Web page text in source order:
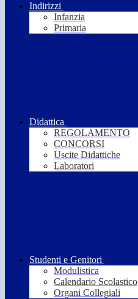
Indirizzi
Infanzia
Primaria
Didattica
REGOLAMENTO
CONCORSI
Uscite Didattiche
Laboratori
Studenti e Genitori
Modulistica
Calendario Scolastico
Organi Collegiali